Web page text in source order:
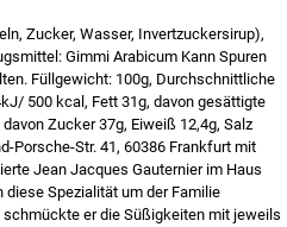
Zucker, Wasser, Invertzuckersirup),
Gimmi Arabicum Kann Spuren
Füllgewicht: 100g, Durchschnittliche
500 kcal, Fett 31g, davon gesättigte
Zucker 37g, Eiweiß 12,4g, Salz
Porsche-Str. 41, 60386 Frankfurt mit
Jean Jacques Gauternier im Haus
Spezialität um der Familie
schmückte er die Süßigkeiten mit jeweils